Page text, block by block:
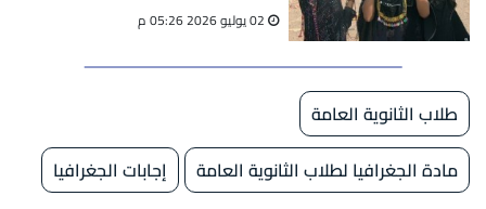
02 يوليو 2026 05:26 م
طلاب الثانوية العامة
مادة الجغرافيا لطلاب الثانوية العامة
إجابات الجغرافيا